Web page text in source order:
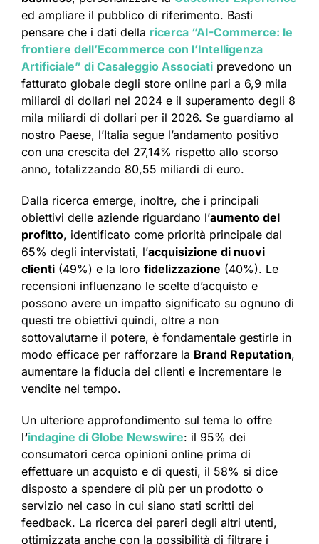
ed ampliare il pubblico di riferimento. Basti
pensare che i dati della ricerca “AI-Commerce: le
frontiere dell’Ecommerce con l’Intelligenza
Artificiale” di Casaleggio Associati prevedono un
fatturato globale degli store online pari a 6,9 mila
miliardi di dollari nel 2024 e il superamento degli 8
mila miliardi di dollari per il 2026. Se guardiamo al
nostro Paese, l’Italia segue l’andamento positivo
con una crescita del 27,14% rispetto allo scorso
anno, totalizzando 80,55 miliardi di euro.
Dalla ricerca emerge, inoltre, che i principali
obiettivi delle aziende riguardano l’aumento del
profitto, identificato come priorità principale dal
65% degli intervistati, l’acquisizione di nuovi
clienti (49%) e la loro fidelizzazione (40%). Le
recensioni influenzano le scelte d’acquisto e
possono avere un impatto significato su ognuno di
questi tre obiettivi quindi, oltre a non
sottovalutarne il potere, è fondamentale gestirle in
modo efficace per rafforzare la Brand Reputation,
aumentare la fiducia dei clienti e incrementare le
vendite nel tempo.
Un ulteriore approfondimento sul tema lo offre
l‘indagine di Globe Newswire: il 95% dei
consumatori cerca opinioni online prima di
effettuare un acquisto e di questi, il 58% si dice
disposto a spendere di più per un prodotto o
servizio nel caso in cui siano stati scritti dei
feedback. La ricerca dei pareri degli altri utenti,
ottimizzata anche con la possibilità di filtrare i